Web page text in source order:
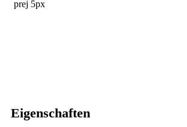
prej 5px
Eigenschaften